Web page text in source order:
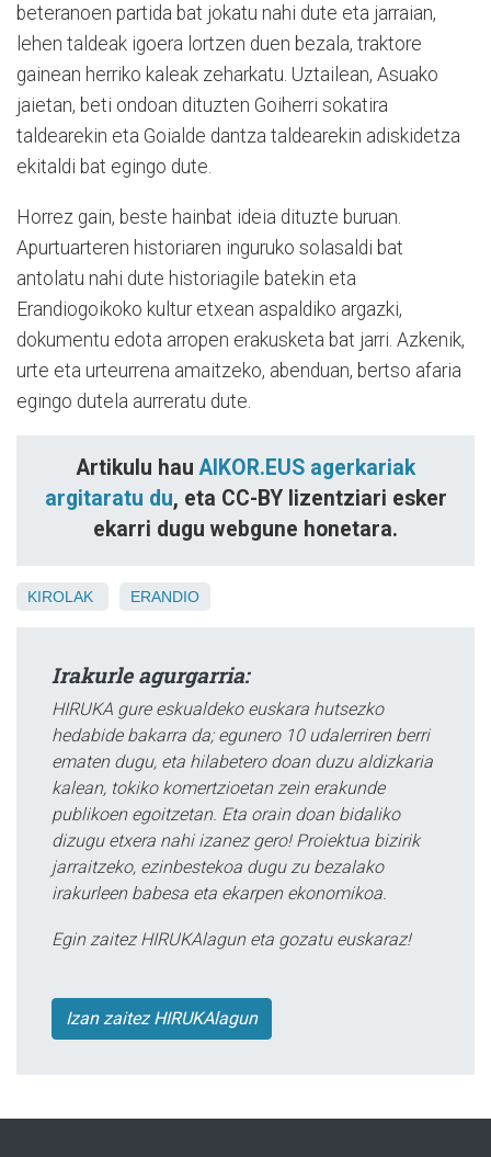
beteranoen partida bat jokatu nahi dute eta jarraian,
lehen taldeak igoera lortzen duen bezala, traktore
gainean herriko kaleak zeharkatu. Uztailean, Asuako
jaietan, beti ondoan dituzten Goiherri sokatira
taldearekin eta Goialde dantza taldearekin adiskidetza
ekitaldi bat egingo dute.
Horrez gain, beste hainbat ideia dituzte buruan.
Apurtuarteren historiaren inguruko solasaldi bat
antolatu nahi dute historiagile batekin eta
Erandiogoikoko kultur etxean aspaldiko argazki,
dokumentu edota arropen erakusketa bat jarri. Azkenik,
urte eta urteurrena amaitzeko, abenduan, bertso afaria
egingo dutela aurreratu dute.
Artikulu hauAIKOR.EUS agerkariak
argitaratu du, eta CC-BY lizentziari esker
ekarri dugu webgune honetara.
KIROLAK ERANDIO
Irakurle agurgarria:
HIRUKA gure eskualdeko euskara hutsezko
hedabide bakarra da; egunero 10 udalerriren berri
ematen dugu, eta hilabetero doan duzu aldizkaria
kalean, tokiko komertzioetan zein erakunde
publikoen egoitzetan. Eta orain doan bidaliko
dizugu etxera nahi izanez gero! Proiektua bizirik
jarraitzeko, ezinbestekoa dugu zu bezalako
irakurleen babesa eta ekarpen ekonomikoa.
Egin zaitez HIRUKAlagun eta gozatu euskaraz!
Izan zaitez HIRUKAlagun